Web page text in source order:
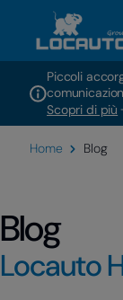
Piccoli
Scopri di più
Home Blog
Blog
Locauto